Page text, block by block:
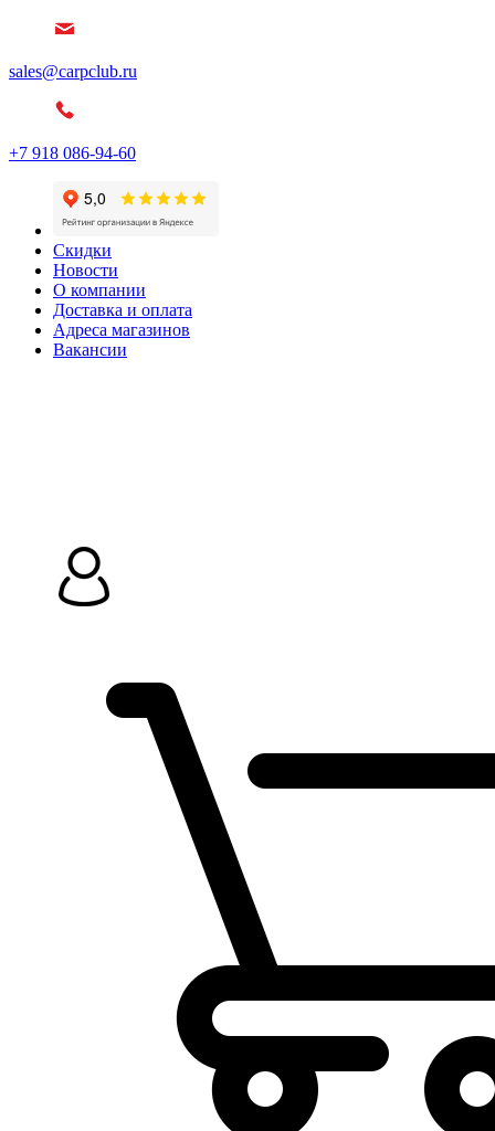
sales@carpclub.ru
+7 918 086-94-60
Скидки
Новости
О компании
Доставка и оплата
Адреса магазинов
Вакансии